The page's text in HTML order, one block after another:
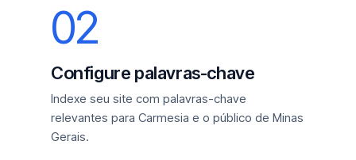
02
Configure palavras-chave
Indexe seu site com palavras-chave
relevantes para Carmesia e o público de Minas
Gerais.